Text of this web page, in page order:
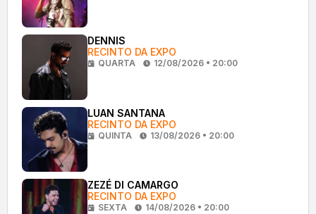
DENNIS
RECINTO DA EXPO
QUARTA 12/08/2026 • 20:00
LUAN SANTANA
RECINTO DA EXPO
QUINTA 13/08/2026 • 20:00
ZEZÉ DI CAMARGO
RECINTO DA EXPO
SEXTA 14/08/2026 • 20:00